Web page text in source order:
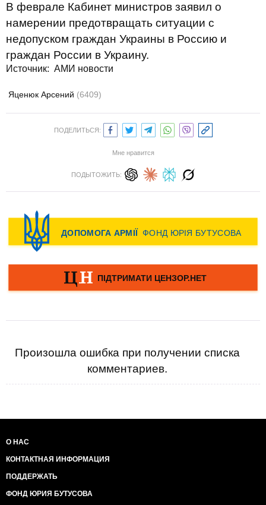
В феврале Кабинет министров заявил о
намерении предотвращать ситуации с
недопуском граждан Украины в Россию и
граждан России в Украину.
Источник: АМИ новости
Яценюк Арсений (6409)
ПОДЕЛИТЬСЯ:
Мне нравится
ПОДЫТОЖИТЬ:
Произошла ошибка при получении списка
комментариев.
О НАС
КОНТАКТНАЯ ИНФОРМАЦИЯ
ПОДДЕРЖАТЬ
ФОНД ЮРИЯ БУТУСОВА